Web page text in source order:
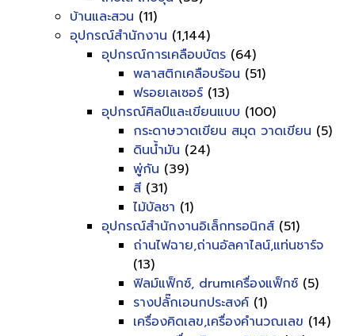
บ้านและสวน (11)
อุปกรณ์สำนักงาน (1,144)
อุปกรณ์การเคลือบบัตร (64)
พลาสติกเคลือบร้อน (51)
ฟรอยเลเซอร์ (13)
อุปกรณ์ศิลป์และเขียนแบบ (100)
กระดาษวาดเขียน สมุด วาดเขียน (5)
ดินน้ำมัน (24)
พู่กัน (39)
สี (31)
ไม้บัลชา (1)
อุปกรณ์สำนักงานอิเล็กทรอนิกส์ (51)
ถ่านไฟฉาย,ถ่านอัลคาไลน์,แท่นชาร์จ
(13)
ฟิลม์แฟ็กซ์, drumเครื่องแฟ็กซ์ (5)
รางปลั๊กเอนกประสงค์ (1)
เครื่องคิดเลข,เครื่องคำนวณเลข (14)